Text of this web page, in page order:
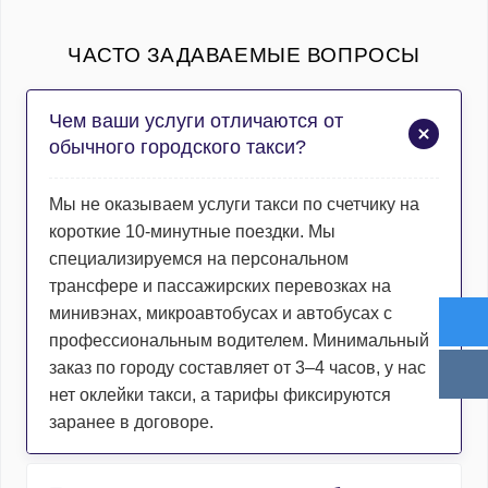
ЧАСТО ЗАДАВАЕМЫЕ ВОПРОСЫ
Чем ваши услуги отличаются от
обычного городского такси?
Мы не оказываем услуги такси по счетчику на
короткие 10-минутные поездки. Мы
специализируемся на персональном
трансфере и пассажирских перевозках на
минивэнах, микроавтобусах и автобусах с
профессиональным водителем. Минимальный
заказ по городу составляет от 3–4 часов, у нас
нет оклейки такси, а тарифы фиксируются
заранее в договоре.